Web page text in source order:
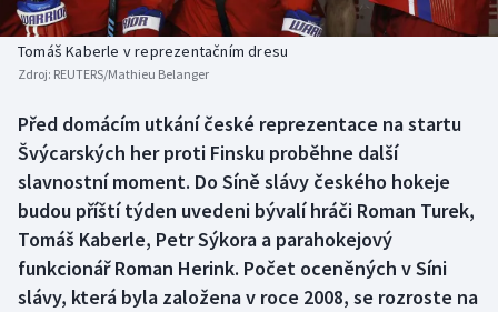
Biatlon
Boby a skeleton
Box
Curling
Dostihy
Florbal
Aplikace ČT sport
AZ kvíz
Tomáš Kaberle v reprezentačním dresu
Zdroj: REUTERS/Mathieu Belanger
Před domácím utkání české reprezentace na startu
Švýcarských her proti Finsku proběhne další
slavnostní moment. Do Síně slávy českého hokeje
budou příští týden uvedeni bývalí hráči Roman Turek,
Tomáš Kaberle, Petr Sýkora a parahokejový
funkcionář Roman Herink. Počet oceněných v Síni
slávy, která byla založena v roce 2008, se rozroste na